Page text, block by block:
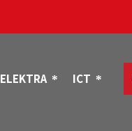
ELEKTRA ICT